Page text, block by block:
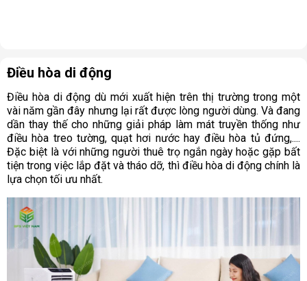
Điều hòa di động
Điều hòa di động dù mới xuất hiện trên thị trường trong một
vài năm gần đây nhưng lại rất được lòng người dùng. Và đang
dần thay thế cho những giải pháp làm mát truyền thống như
điều hòa treo tường, quạt hơi nước hay điều hòa tủ đứng,....
Đặc biệt là với những người thuê trọ ngắn ngày hoặc gặp bất
tiện trong việc lắp đặt và tháo dỡ, thì điều hòa di động chính là
lựa chọn tối ưu nhất.